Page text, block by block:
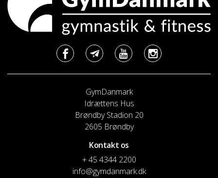
GymDanmark
Idrættens Hus
Brøndby Stadion 20
2605 Brøndby
Kontakt os
+ 45 4344 2200
info@gymdanmark.dk